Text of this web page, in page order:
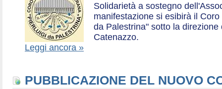
Solidarietà a sostegno
manifestazione si esibirà il
da Palestrina" sotto la
Catenazzo.
Leggi ancora »
PUBBLICAZIONE DEL NUOVO